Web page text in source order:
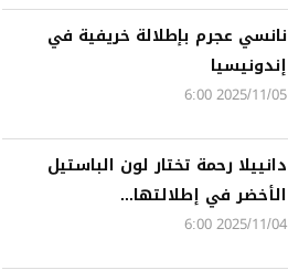
نانسي عجرم بإطلالة خريفية في
إندونيسيا
2025/11/05 6:00
دانييلا رحمة تختار لون الباستيل
الأخضر في إطلالتها...
2025/11/04 6:00